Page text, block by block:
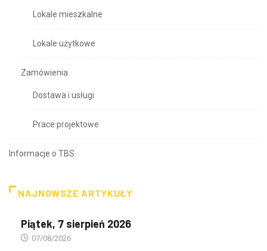
Lokale mieszkalne
Lokale użytkowe
Zamówienia
Dostawa i usługi
Prace projektowe
Informacje o TBS
NAJNOWSZE ARTYKUŁY
Piątek, 7 sierpień 2026
07/08/2026